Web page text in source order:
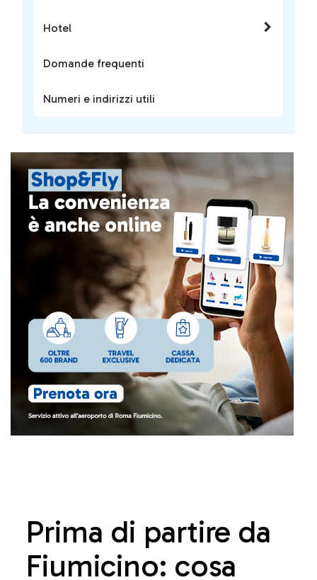
Prima di partire da
Fiumicino: cosa
Hotel
Domande frequenti
Numeri e indirizzi utili